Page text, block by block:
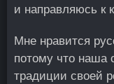
и направляюсь к
Мне нравится
потому что наша
традиции своей